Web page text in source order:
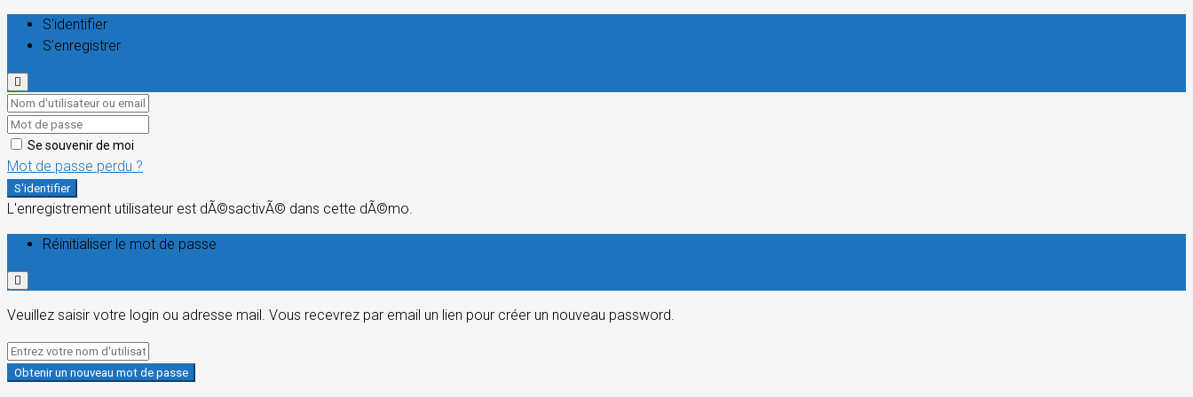
S'identifier
S'enregistrer
Se souvenir de moi
Mot de passe perdu ?
S'identifier
L'enregistrement utilisateur est dÃ©sactivÃ© dans cette dÃ©mo.
Réinitialiser le mot de passe
Veuillez saisir votre login ou adresse mail. Vous recevrez par email un lien pour créer un nouveau password.
Obtenir un nouveau mot de passe